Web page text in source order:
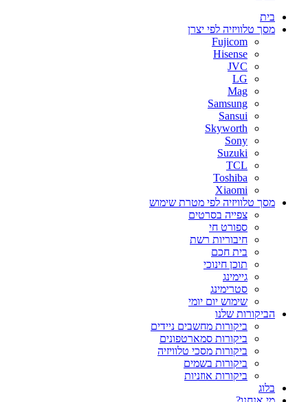
בית
מסך טלוויזיה לפי יצרן
Fujicom
Hisense
JVC
LG
Mag
Samsung
Sansui
Skyworth
Sony
Suzuki
TCL
Toshiba
Xiaomi
מסך טלוויזיה לפי מטרת שימוש
צפייה בסרטים
ספורט חי
חיבוריות רשת
בית חכם
תוכן חינוכי
גיימינג
סטרימינג
שימוש יום יומי
הביקורות שלנו
ביקורות מחשבים ניידים
ביקורות סמארטפונים
ביקורות מסכי טלוויזיה
ביקורות בשמים
ביקורות אוזניות
בלוג